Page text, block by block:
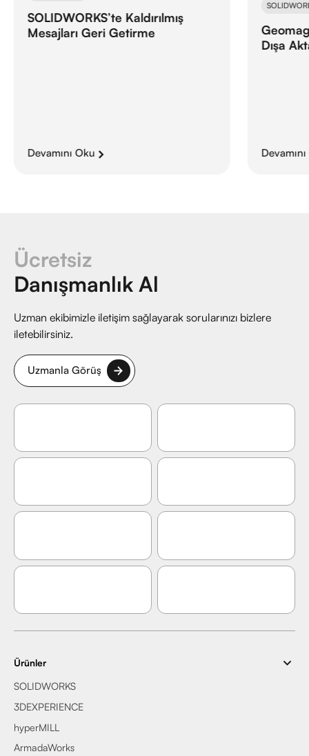
SOLIDWORKS’te Kaldırılmış
Mesajları Geri Getirme
Devamını Oku
Dışa
Ücretsiz
Danışmanlık Al
Uzman ekibimizle iletişim sağlayarak sorularınızı bizlere
iletebilirsiniz.
Uzmanla Görüş
Ürünler
SOLIDWORKS
3DEXPERIENCE
hyperMILL
ArmadaWorks